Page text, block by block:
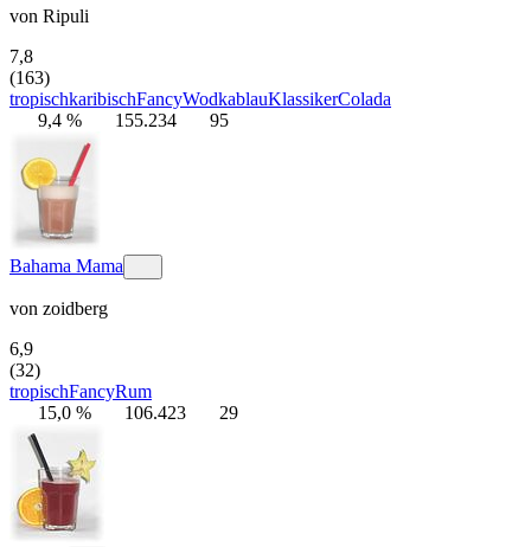
von Ripuli
7,8
(163)
tropischkaribischFancyWodkablauKlassikerColada
9,4 %
155.234 95
Bahama Mama
von zoidberg
6,9
(32)
tropischFancyRum
15,0 %
106.423 29